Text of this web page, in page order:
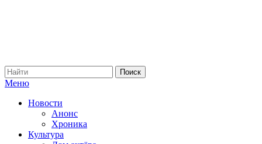
Меню
Новости
Анонс
Хроника
Культура